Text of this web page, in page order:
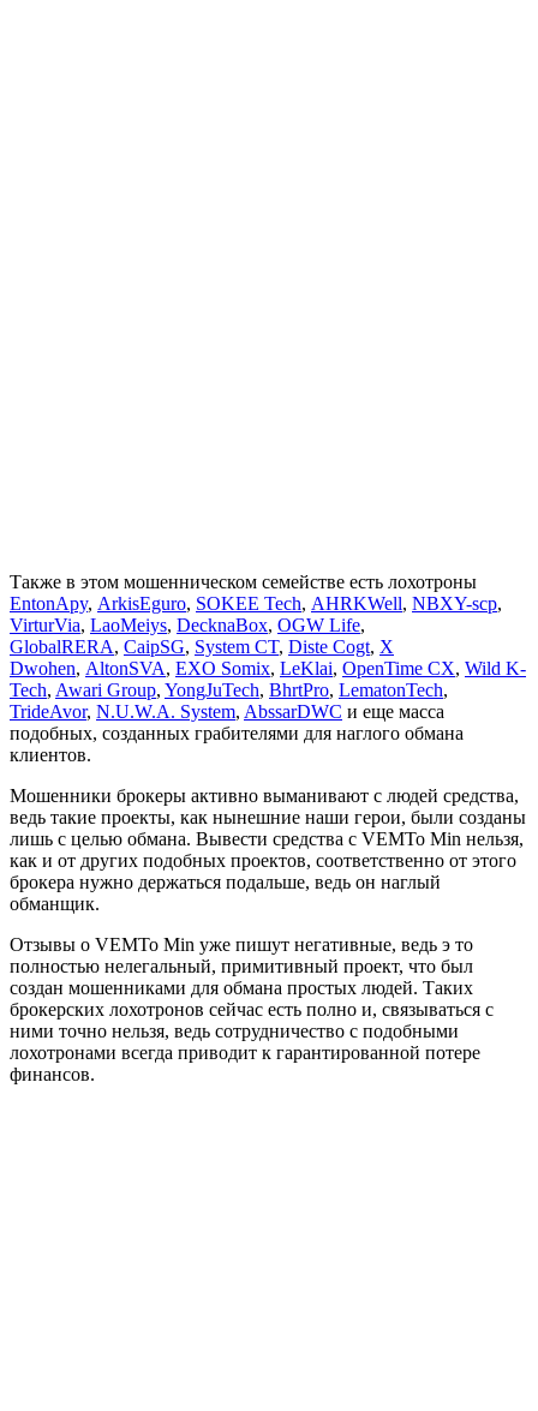
Также в этом мошенническом семействе есть лохотроны
EntonApy, ArkisEguro, SOKEE Tech, AHRKWell, NBXY-scp,
VirturVia, LaoMeiys, DecknaBox, OGW Life,
GlobalRERA, CaipSG, System CT, Diste Cogt, X
Dwohen, AltonSVA, EXO Somix, LeKlai, OpenTime CX, Wild K-
Tech, Awari Group, YongJuTech, BhrtPro, LematonTech,
TrideAvor, N.U.W.A. System, AbssarDWC и еще масса
подобных, созданных грабителями для наглого обмана
клиентов.
Мошенники брокеры активно выманивают с людей средства,
ведь такие проекты, как нынешние наши герои, были созданы
лишь с целью обмана. Вывести средства с VEMTo Min нельзя,
как и от других подобных проектов, соответственно от этого
брокера нужно держаться подальше, ведь он наглый
обманщик.
Отзывы о VEMTo Min уже пишут негативные, ведь э то
полностью нелегальный, примитивный проект, что был
создан мошенниками для обмана простых людей. Таких
брокерских лохотронов сейчас есть полно и, связываться с
ними точно нельзя, ведь сотрудничество с подобными
лохотронами всегда приводит к гарантированной потере
финансов.